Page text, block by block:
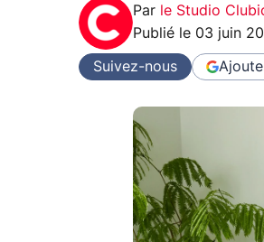
Par le Studio
Publié le 03 juin
Suivez-nous